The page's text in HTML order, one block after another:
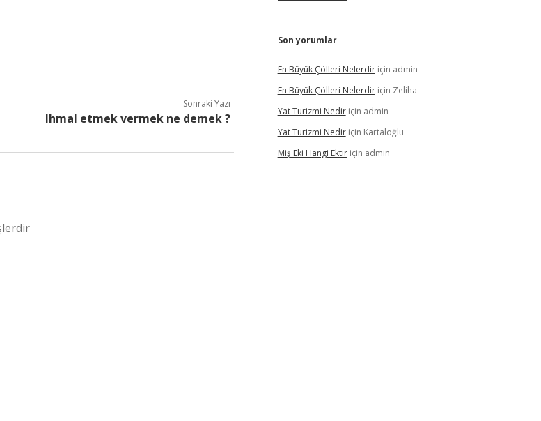
Sonraki Yazı
Ihmal etmek vermek ne demek ?
Son yorumlar
En Büyük Çölleri Nelerdiriçin admin
En Büyük Çölleri Nelerdiriçin Zeliha
Yat Turizmi Nediriçin admin
Yat Turizmi Nediriçin Kartaloğlu
Miş Eki Hangi Ektiriçin admin